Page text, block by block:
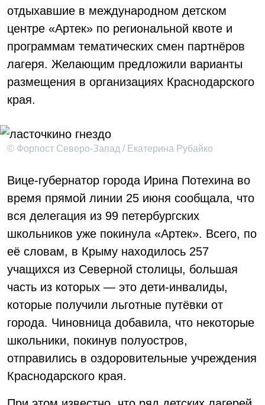
отдыхавшие в международном детском
центре «Артек» по региональной квоте и
программам тематических смен партнёров
лагеря. Желающим предложили варианты
размещения в организациях Краснодарского
края.
© Форпост Северо-Запад / Екатерина Рубайко
Вице-губернатор города Ирина Потехина во
время прямой линии 25 июня сообщала, что
вся делегация из 99 петербургских
школьников уже покинула «Артек». Всего, по
её словам, в Крыму находилось 257
учащихся из Северной столицы, большая
часть из которых — это дети-инвалиды,
которые получили льготные путёвки от
города. Чиновница добавила, что некоторые
школьники, покинув полуостров,
отправились в оздоровительные учреждения
Краснодарского края.